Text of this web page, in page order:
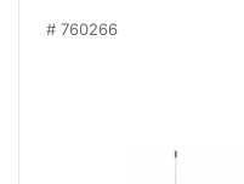
760266